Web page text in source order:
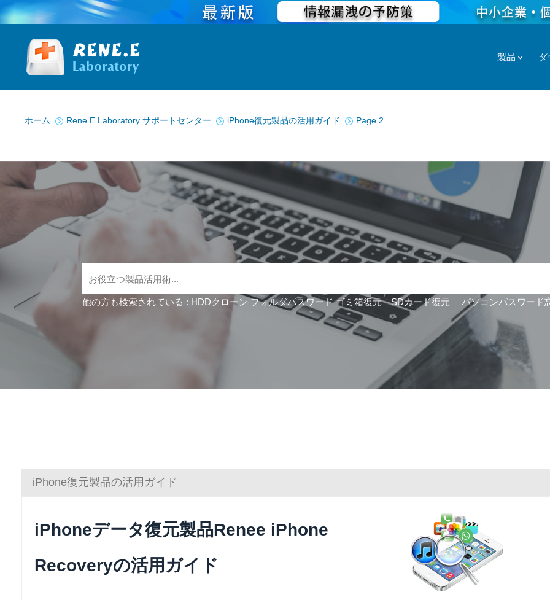
製品
ホーム Rene.E Laboratory サポートセンター iPhone復元製品の活用ガイド Page 2
他の方も検索されている : HDDクローン フォルダパスワード ゴミ箱復元 SDカード復元 パソコンパスワード
iPhone復元製品の活用ガイド
iPhoneデータ復元製品Renee iPhone
Recoveryの活用ガイド